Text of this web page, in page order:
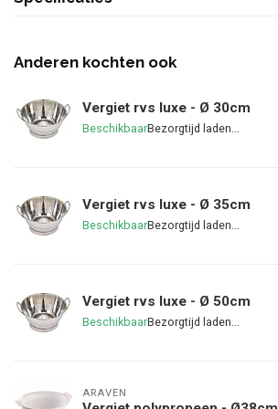
Anderen kochten ook
Vergiet rvs luxe - Ø 30cm
Beschikbaar
Vergiet rvs luxe - Ø 35cm
Beschikbaar
Vergiet rvs luxe - Ø 50cm
Beschikbaar
ARAVEN